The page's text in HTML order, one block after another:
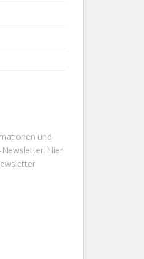
und
Hier